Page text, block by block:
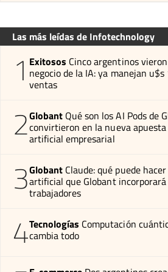
Las más leídas de Infotechnology
1 Exitosos Cinco argentinos
negocio de la IA: ya manejan
ventas
2Globant Qué son los AI Pods de
convirtieron en la nueva
artificial empresarial
3Globant Claude: qué puede
artificial que Globant
trabajadores
4Tecnologías Computación
cambia todo